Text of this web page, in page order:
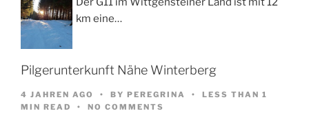
km eine…
Pilgerunterkunft Nähe Winterberg
4 JAHREN AGO BY PEREGRINA
LESS THAN 1
MIN READ
NO COMMENTS